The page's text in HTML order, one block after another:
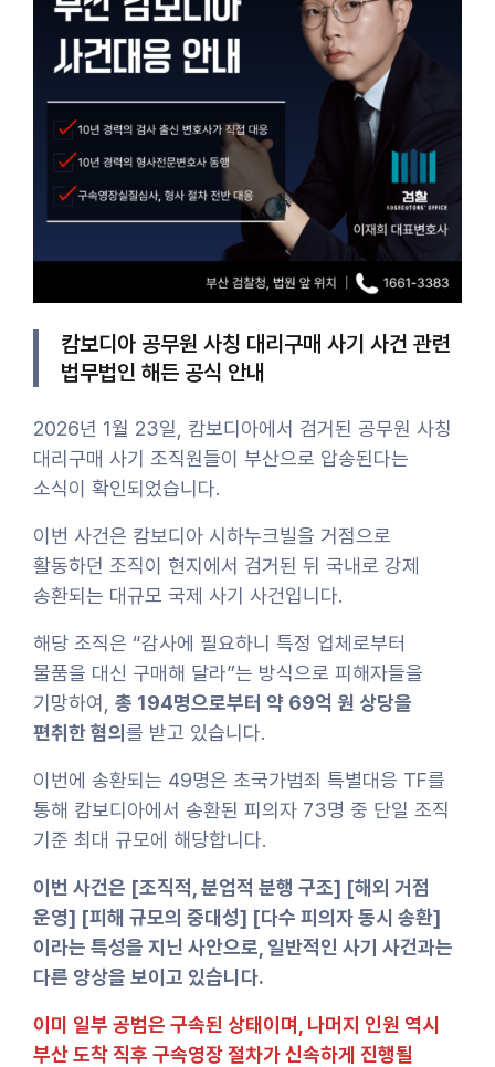
캄보디아 공무원 사칭 대리구매 사기 사건 관련
법무법인 해든 공식 안내
2026년 1월 23일, 캄보디아에서 검거된 공무원 사칭
대리구매 사기 조직원들이 부산으로 압송된다는
소식이 확인되었습니다.
이번 사건은 캄보디아 시하누크빌을 거점으로
활동하던 조직이 현지에서 검거된 뒤 국내로 강제
송환되는 대규모 국제 사기 사건입니다.
해당 조직은 “감사에 필요하니 특정 업체로부터
물품을 대신 구매해 달라”는 방식으로 피해자들을
기망하여, 총 194명으로부터 약 69억 원 상당을
편취한 혐의 를 받고 있습니다.
이번에 송환되는 49명은 초국가범죄 특별대응 TF를
통해 캄보디아에서 송환된 피의자 73명 중 단일 조직
기준 최대 규모에 해당합니다.
이번 사건은 [조직적, 분업적 분행 구조] [해외 거점
운영] [피해 규모의 중대성] [다수 피의자 동시 송환]
이라는 특성을 지닌 사안으로, 일반적인 사기 사건과는
다른 양상을 보이고 있습니다.
이미 일부 공범은 구속된 상태이며, 나머지 인원 역시
부산 도착 직후 구속영장 절차가 신속하게 진행될